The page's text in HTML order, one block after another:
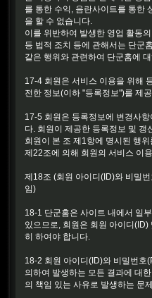
를 통한 수익, 음란사이트를 통한
을 할 수 없습니다.
이를 위반하여 발생한 영업 활동
등 법적 조치 등에 관해서는 단군
같은 행위와 관련하여 단군홈에
17-4 회원은 서비스 이용을 위해
전한 정보(이하 "등록정보")를 제
17-5 회원은 등록정보에 변경사
다. 회원이 제공한 등록정보 및 갱
회원이 본 조 제1항에 명시된 행
제22조에 의해 회원의 서비스 이
제18조 (회원 아이디(ID)와 비밀
임)
18-1 단군홈은 사이트 내에서 일
있으므로, 회원은 회원 아이디
히 하여야 합니다.
18-2 회원 아이디(ID)와 비밀번호
의하여 발생하는 모든 결과에 대
의 책임 있는 사유로 발생하는 문